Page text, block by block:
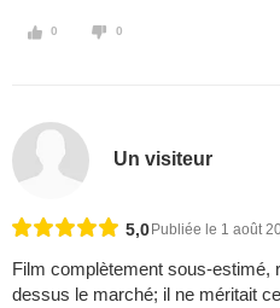
0 0
Un visiteur
5,0 Publiée le 1 août
Film complètement sous-estimé,
dessus le marché; il ne méritait